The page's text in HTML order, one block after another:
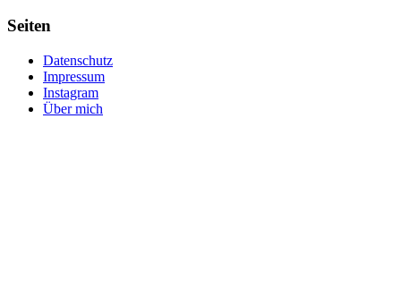
Seiten
Datenschutz
Impressum
Instagram
Über mich